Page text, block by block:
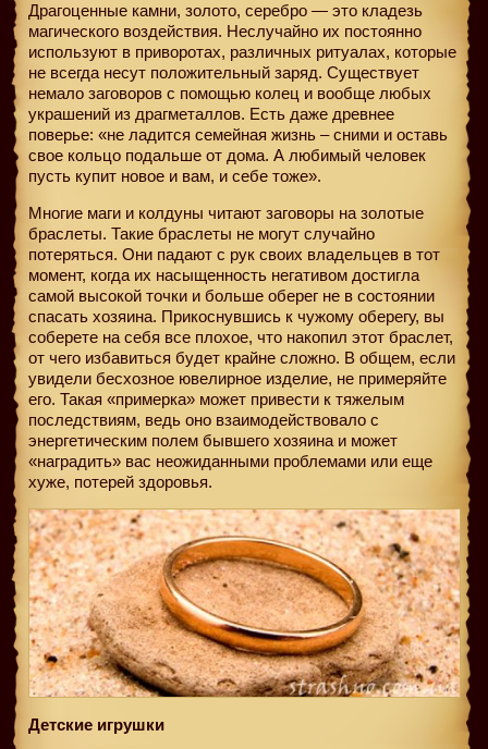
Драгоценные камни, золото, серебро — это кладезь
магического воздействия. Неслучайно их постоянно
используют в приворотах, различных ритуалах, которые
не всегда несут положительный заряд. Существует
немало заговоров с помощью колец и вообще любых
украшений из драгметаллов. Есть даже древнее
поверье: «не ладится семейная жизнь – сними и оставь
свое кольцо подальше от дома. А любимый человек
пусть купит новое и вам, и себе тоже».
Многие маги и колдуны читают заговоры на золотые
браслеты. Такие браслеты не могут случайно
потеряться. Они падают с рук своих владельцев в тот
момент, когда их насыщенность негативом достигла
самой высокой точки и больше оберег не в состоянии
спасать хозяина. Прикоснувшись к чужому оберегу, вы
соберете на себя все плохое, что накопил этот браслет,
от чего избавиться будет крайне сложно. В общем, если
увидели бесхозное ювелирное изделие, не примеряйте
его. Такая «примерка» может привести к тяжелым
последствиям, ведь оно взаимодействовало с
энергетическим полем бывшего хозяина и может
«наградить» вас неожиданными проблемами или еще
хуже, потерей здоровья.
Детские игрушки